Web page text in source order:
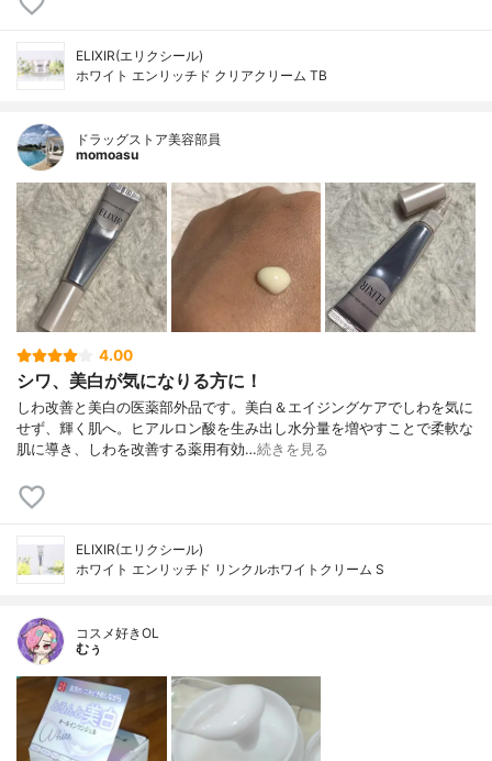
ELIXIR(エリクシール)
ホワイト エンリッチド クリアクリーム TB
ドラッグストア美容部員
momoasu
4.00
シワ、美白が気になりる方に！
しわ改善と美白の医薬部外品です。美白＆エイジングケアでしわを気に
せず、輝く肌へ。ヒアルロン酸を生み出し水分量を増やすことで柔軟な
肌に導き、しわを改善する薬用有効…続きを見る
ELIXIR(エリクシール)
ホワイト エンリッチド リンクルホワイトクリーム S
コスメ好きOL
むぅ